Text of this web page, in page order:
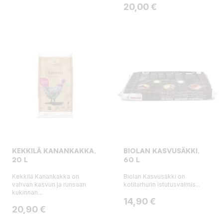
Hinta
20,00 €
KEKKILÄ KANANKAKKA,
20 L
Kekkilä Kanankakka on
vahvan kasvun ja runsaan
kukinnan...
Hinta
20,90 €
BIOLAN KASVUSÄKKI,
60 L
Biolan Kasvusäkki on
kotitarhurin istutusvalmis...
Hinta
14,90 €